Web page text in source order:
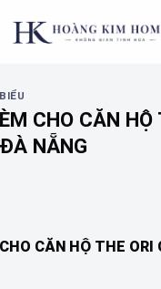
CHO CĂN HỘ
NẴNG
CĂN HỘ THE ORI